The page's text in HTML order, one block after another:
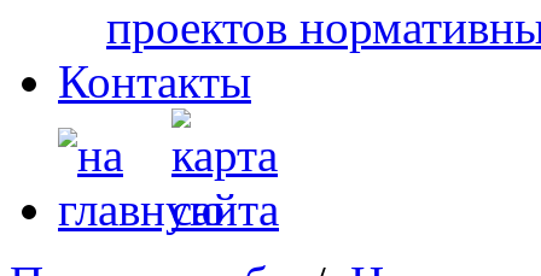
проектов
Контакты